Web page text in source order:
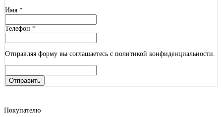
Имя *
Телефон *
Отправляя форму вы соглашаетесь с политикой конфиденциальности.
Отправить
Покупателю